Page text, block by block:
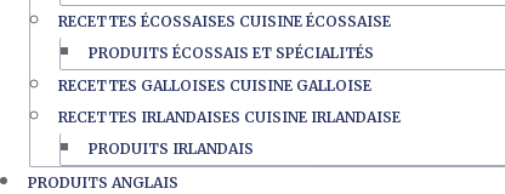
RECETTES ÉCOSSAISES CUISINE ÉCOSSAISE
PRODUITS ÉCOSSAIS ET SPÉCIALITÉS
RECETTES GALLOISES CUISINE GALLOISE
RECETTES IRLANDAISES CUISINE IRLANDAISE
PRODUITS IRLANDAIS
PRODUITS ANGLAIS